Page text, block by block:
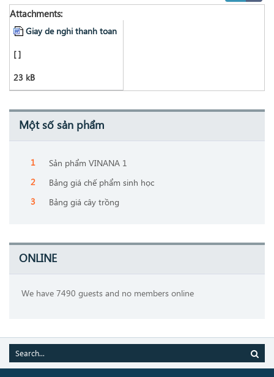
Attachments:
Giay de nghi thanh toan
[ ]
23 kB
Một số sản phẩm
Sản phẩm VINANA 1
Bảng giá chế phẩm sinh học
Bảng giá cây trồng
ONLINE
We have 7490 guests and no members online